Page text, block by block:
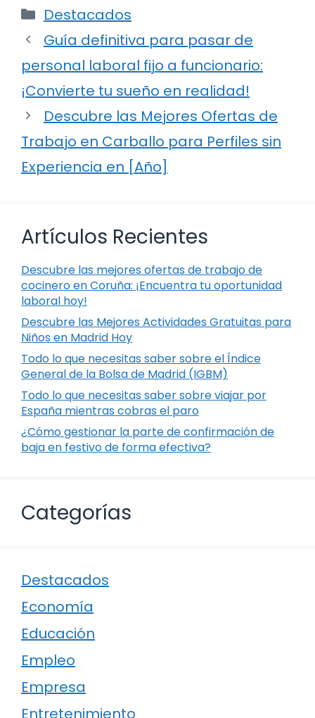
Categorías
Destacados
Guía definitiva para pasar de
personal laboral fijo a funcionario:
¡Convierte tu sueño en realidad!
Descubre las Mejores Ofertas de
Trabajo en Carballo para Perfiles sin
Experiencia en [Año]
Artículos Recientes
Descubre las mejores ofertas de trabajo de
cocinero en Coruña: ¡Encuentra tu oportunidad
laboral hoy!
Descubre las Mejores Actividades Gratuitas para
Niños en Madrid Hoy
Todo lo que necesitas saber sobre el Índice
General de la Bolsa de Madrid (IGBM)
Todo lo que necesitas saber sobre viajar por
España mientras cobras el paro
¿Cómo gestionar la parte de confirmación de
baja en festivo de forma efectiva?
Categorías
Destacados
Economía
Educación
Empleo
Empresa
Entretenimiento